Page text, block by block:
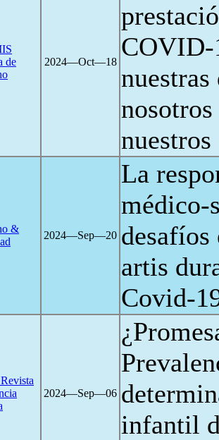
de
2024―Oct―18
COVID-
nuestras
nuestros
&
2024―Sep―20
La
médico-
artis
Covid-
2024―Sep―06
infantil